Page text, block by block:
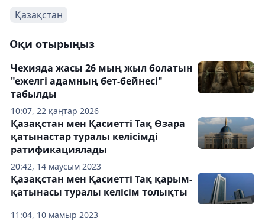
Қазақстан
Оқи отырыңыз
10:07, 22 қаңтар 2026
Чехияда жасы 26 мың жыл болатын
"ежелгі адамның бет-бейнесі"
табылды
20:42, 14 маусым 2023
Қазақстан мен Қасиетті Тақ Өзара
қатынастар туралы келісімді
ратификациялады
11:04, 10 мамыр 2023
Қазақстан мен Қасиетті Тақ қарым-
қатынасы туралы келісім толықты